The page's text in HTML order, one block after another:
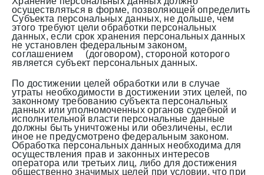
осуществляться в форме, позволяющей определить
Субъекта персональных данных, не дольше, чем
этого требуют цели обработки персональных
данных, если срок хранения персональных данных
не установлен федеральным законом,
соглашением (договором), стороной которого
является субъект персональных данных.
По достижении целей обработки или в случае
утраты необходимости в достижении этих целей, по
законному требованию субъекта персональных
данных или уполномоченных органов судебной и
исполнительной власти персональные данные
должны быть уничтожены или обезличены, если
иное не предусмотрено федеральным законом.
Обработка персональных данных необходима для
осуществления прав и законных интересов
оператора или третьих лиц, либо для достижения
общественно значимых целей при условии, что при